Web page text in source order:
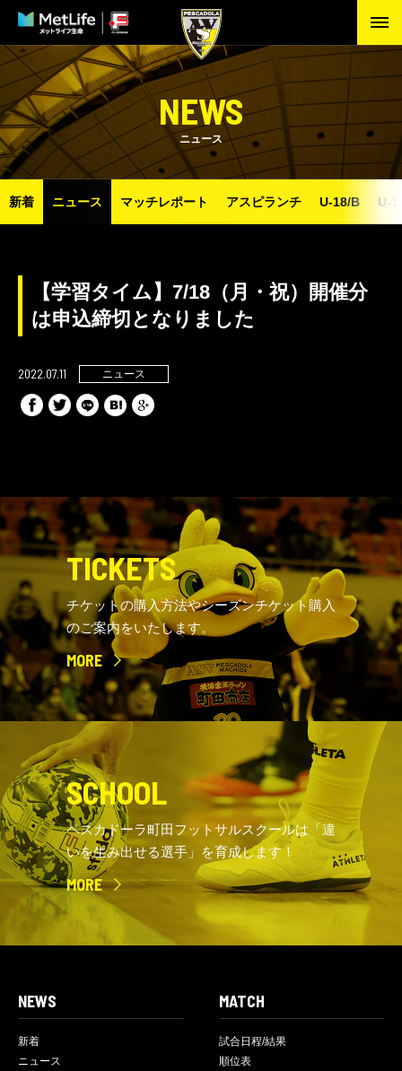
NEWS
ニュース
新着 ニュース マッチレポート アスピランチ U-18/B U-
【学習タイム】7/18（月・祝）開催分
は申込締切となりました
2022.07.11 ニュース
TICKETS
チケットの購入方法やシーズンチケット購入
のご案内をいたします。
MORE
SCHOOL
ペスカドーラ町田フットサルスクールは「違
いを生み出せる選手」を育成します！
MORE
NEWS
新着
ニュース
MATCH
試合日程/結果
順位表